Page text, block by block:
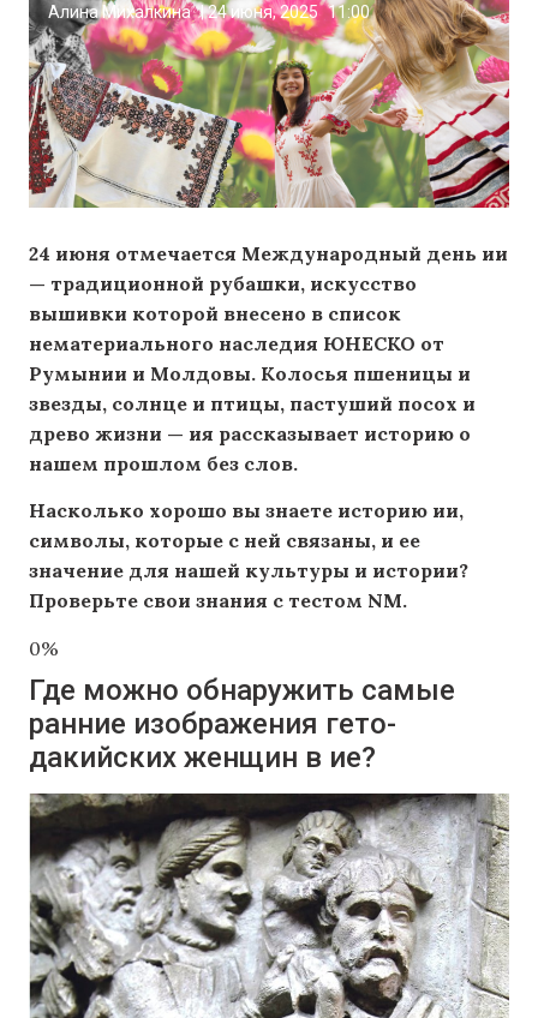
Алина Михалкина |24 июня, 2025 11:00
24 июня отмечается Международный день ии
— традиционной рубашки, искусство
вышивки которой внесено в список
нематериального наследия ЮНЕСКО от
Румынии и Молдовы. Колосья пшеницы и
звезды, солнце и птицы, пастуший посох и
древо жизни — ия рассказывает историю о
нашем прошлом без слов.
Насколько хорошо вы знаете историю ии,
символы, которые с ней связаны, и ее
значение для нашей культуры и истории?
Проверьте свои знания с тестом NM.
0%
Где можно обнаружить самые
ранние изображения гето-
дакийских женщин в ие?